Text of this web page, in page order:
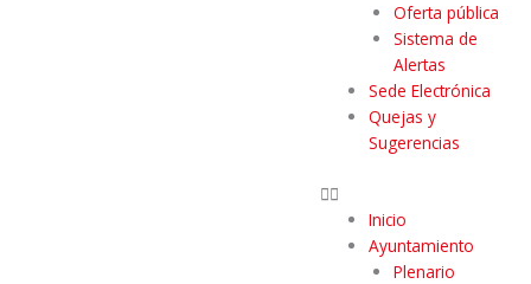
Oferta pública
Sistema de
Alertas
Sede Electrónica
Quejas y
Sugerencias
Inicio
Ayuntamiento
Plenario